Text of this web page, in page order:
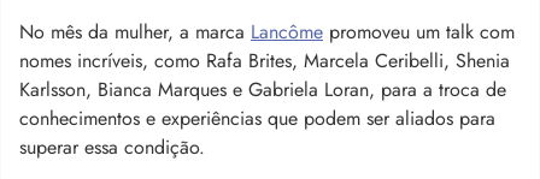
No mês da mulher, a marca Lancôme promoveu um talk com
nomes incríveis, como Rafa Brites, Marcela Ceribelli, Shenia
Karlsson, Bianca Marques e Gabriela Loran, para a troca de
conhecimentos e experiências que podem ser aliados para
superar essa condição.